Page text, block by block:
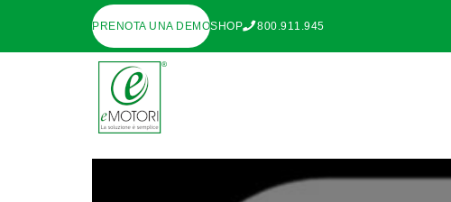
PRENOTA UNA DEMOSHOP 800.911.945